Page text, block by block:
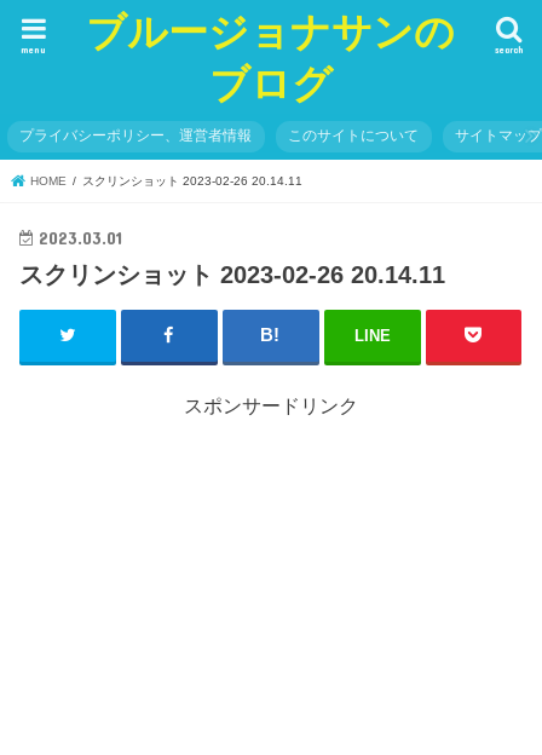
ブルージョナサンの
ブログ
search
menu
プライバシーポリシー、運営者情報 このサイトについて サイトマップ
HOME スクリンショット 2023-02-26 20.14.11
2023.03.01
スクリンショット 2023-02-26 20.14.11
LINE
スポンサードリンク